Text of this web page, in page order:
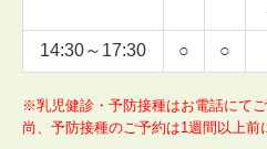
14:30～17:30 ○ ○
※乳児健診・予防接種はお電話にて
尚、予防接種のご予約は1週間以上前